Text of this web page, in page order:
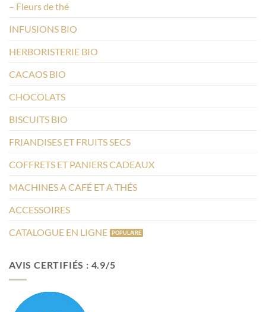
– Fleurs de thé
INFUSIONS BIO
HERBORISTERIE BIO
CACAOS BIO
CHOCOLATS
BISCUITS BIO
FRIANDISES ET FRUITS SECS
COFFRETS ET PANIERS CADEAUX
MACHINES A CAFÉ ET A THÉS
ACCESSOIRES
CATALOGUE EN LIGNE
AVIS CERTIFIÉS : 4.9/5